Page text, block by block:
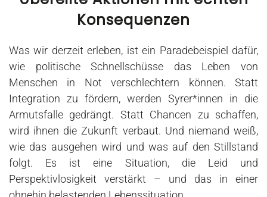
Konsequenzen
Was wir derzeit erleben, ist ein Paradebeispiel dafür,
wie politische Schnellschüsse das Leben von
Menschen in Not verschlechtern können. Statt
Integration zu fördern, werden Syrer*innen in die
Armutsfalle gedrängt. Statt Chancen zu schaffen,
wird ihnen die Zukunft verbaut. Und niemand weiß,
wie das ausgehen wird und was auf den Stillstand
folgt. Es ist eine Situation, die Leid und
Perspektivlosigkeit verstärkt – und das in einer